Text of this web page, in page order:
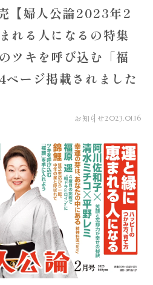
【婦人公論2023年2
れる人になるの特集
ツキを呼び込む「福
ページ掲載されました
お知らせ2023.01.16